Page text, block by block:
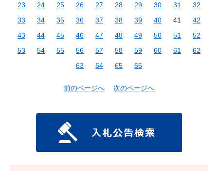
23
24 25 26 27 28 29 30 31
32
33
34 35 36 37 38 39 40 41
42
43
44 45 46 47 48 49 50 51
52
53
54 55 56 57 58 59 60 61
62
63
64 65 66
前のページへ 次のページへ